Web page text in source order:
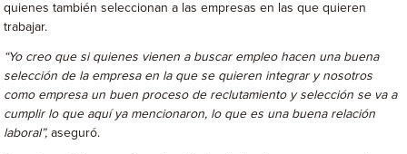
quienes también seleccionan a las empresas en las que quieren
trabajar.
“Yo creo que si quienes vienen a buscar empleo hacen una buena
selección de la empresa en la que se quieren integrar y nosotros
como empresa un buen proceso de reclutamiento y selección se va a
cumplir lo que aquí ya mencionaron, lo que es una buena relación
laboral”, aseguró.